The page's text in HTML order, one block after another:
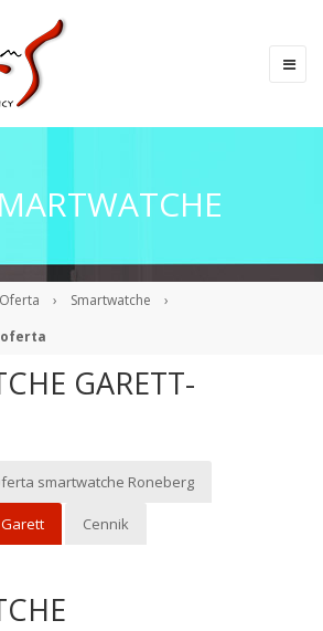
Oferta › Smartwatche
›
GARETT-
smartwatche Roneberg
Cennik